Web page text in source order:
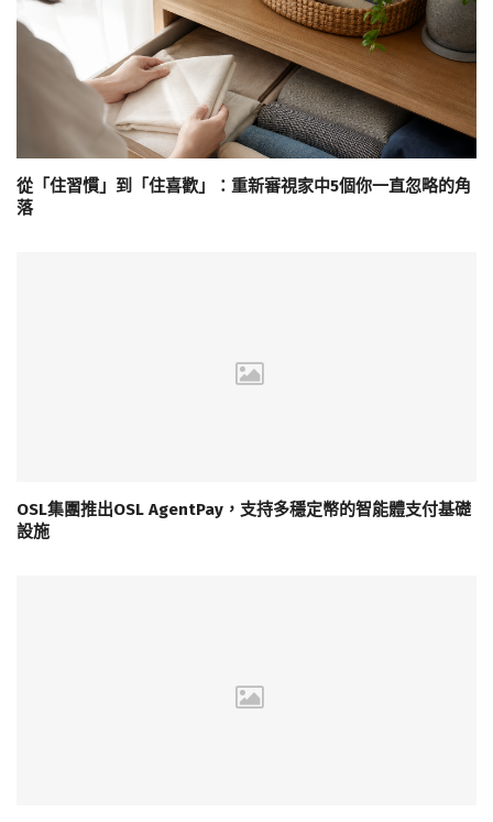
從「住習慣」到「住喜歡」：重新審視家中5個你一直忽略的角
落
OSL集團推出OSL AgentPay，支持多穩定幣的智能體支付基礎
設施